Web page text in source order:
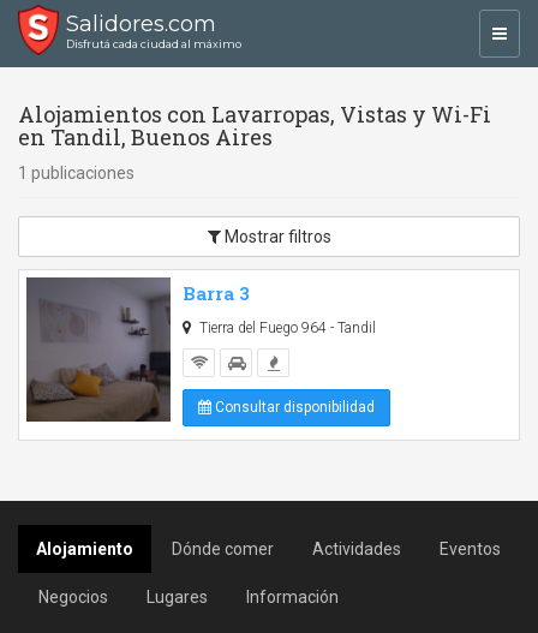
Salidores.com
Disfrutá cada ciudad al máximo
Alojamientos con Lavarropas, Vistas y Wi-Fi
en Tandil, Buenos Aires
1 publicaciones
Mostrar filtros
Barra 3
Tierra del Fuego 964 - Tandil
Consultar disponibilidad
Alojamiento Dónde comer Actividades Eventos
Negocios Lugares Información